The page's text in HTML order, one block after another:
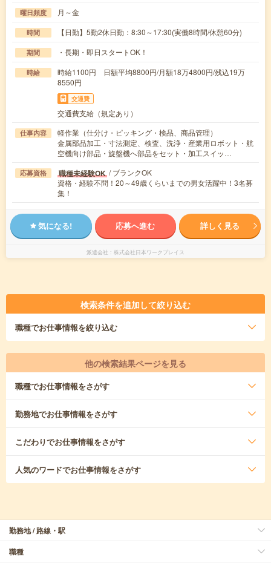
曜日頻度 月～金
時間 【日勤】5勤2休日勤：8:30～17:30(実働8時間/休憩60分)
期間 ・長期・即日スタートOK！
時給
時給1100円 日額平均8800円/月額18万4800円/残込19万
8550円
交通費
交通費支給（規定あり）
仕事内容
軽作業（仕分け・ピッキング・検品、商品管理）
金属部品加工・寸法測定、検査、洗浄・産業用ロボット・航
空機向け部品・旋盤機へ部品をセット・加工スイッ…
応募資格 職種未経験OK / ブランクOK
資格・経験不問！20～49歳くらいまでの男女活躍中！3名募
集！
気になる! 応募へ進む 詳しく見る
派遣会社 株式会社日本ワークプレイス
検索条件を追加して絞り込む
職種でお仕事情報を絞り込む
他の検索結果ページを見る
職種でお仕事情報をさがす
勤務地でお仕事情報をさがす
こだわりでお仕事情報をさがす
人気のワードでお仕事情報をさがす
勤務地 / 路線・駅
職種